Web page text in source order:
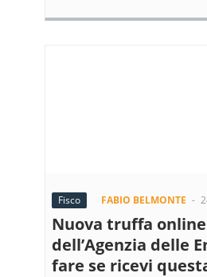
Fisco FABIO BELMONTE -
Nuova truffa
dell’Agenzia delle
fare se ricevi